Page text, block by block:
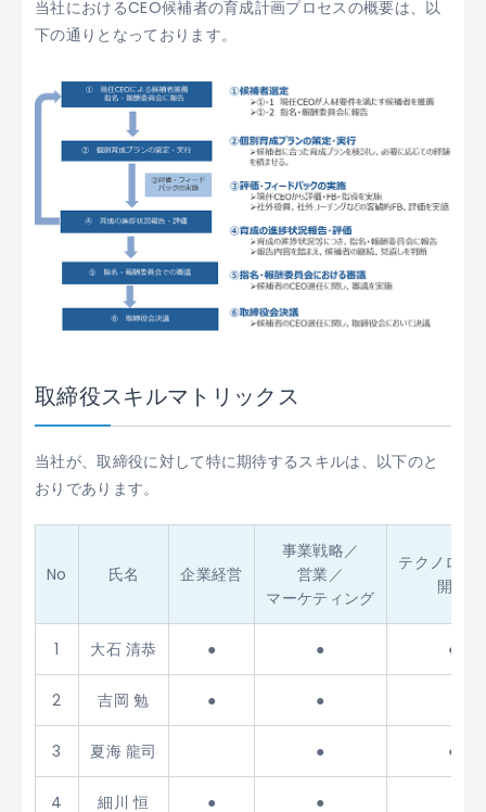
当社におけるCEO候補者の育成計画プロセスの概要は、以
下の通りとなっております。
取締役スキルマトリックス
当社が、取締役に対して特に期待するスキルは、以下のと
おりであります。
No 氏名 企業経営
事業戦略／
営業／
マーケティング
テクノロジ
開発
1 大石 清恭 ● ● ●
2 吉岡 勉 ● ●
3 夏海 龍司 ● ●
4 細川 恒 ● ●